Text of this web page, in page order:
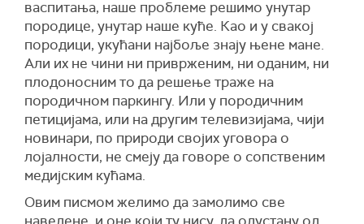
васпитања, наше проблеме решимо унутар
породице, унутар наше куће. Као и у свакој
породици, укућани најбоље знају њене мане.
Али их не чини ни приврженим, ни оданим, ни
плодоносним то да решење траже на
породичном паркингу. Или у породичним
петицијама, или на другим телевизијама, чији
новинари, по природи својих уговора о
лојалности, не смеју да говоре о сопственим
медијским кућама.
Овим писмом желимо да замолимо све